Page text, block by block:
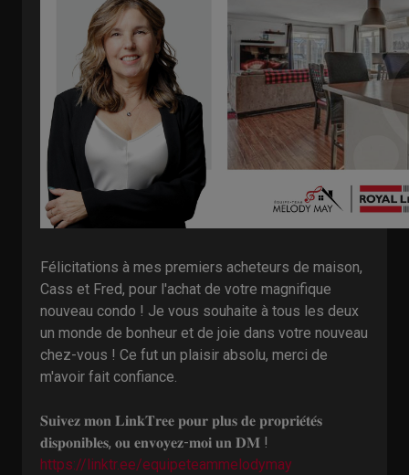
Félicitations à mes premiers acheteurs de maison,
Cass et Fred, pour l'achat de votre magnifique
nouveau condo ! Je vous souhaite à tous les deux
un monde de bonheur et de joie dans votre nouveau
chez-vous ! Ce fut un plaisir absolu, merci de
m'avoir fait confiance.
𝐒𝐮𝐢𝐯𝐞𝐳 𝐦𝐨𝐧 𝐋𝐢𝐧𝐤𝐓𝐫𝐞𝐞 𝐩𝐨𝐮𝐫 𝐩𝐥𝐮𝐬 𝐝𝐞 𝐩𝐫𝐨𝐩𝐫𝐢𝐞́𝐭𝐞́𝐬
𝐝𝐢𝐬𝐩𝐨𝐧𝐢𝐛𝐥𝐞𝐬, 𝐨𝐮 𝐞𝐧𝐯𝐨𝐲𝐞𝐳-𝐦𝐨𝐢 𝐮𝐧 𝐃𝐌 !
https://linktr.ee/equipeteammelodymay